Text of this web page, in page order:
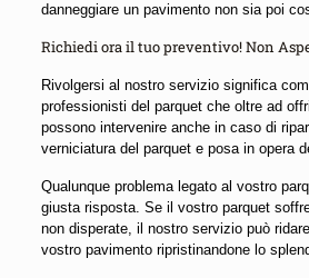
danneggiare un pavimento non sia poi
Richiedi ora il tuo preventivo! Non
Rivolgersi al nostro servizio significa
professionisti del parquet che oltre ad
possono intervenire anche in caso di
verniciatura del parquet e posa in opera
Qualunque problema legato al vostro
giusta risposta. Se il vostro parquet
non disperate, il nostro servizio può
vostro pavimento ripristinandone lo